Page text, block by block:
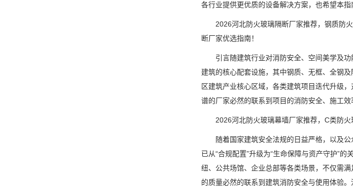
各行业提供更优质的设备解决方案，也希望本
2026河北防火玻璃隔断厂家推荐，钢质防火
断厂家优选指南！
引言随建筑行业对消防安全、空间美学及功
建筑的核心配套设施，其中钢质、无框、全钢
区建筑产业核心区域，各类建筑项目迭代升级
谱的厂家必然的联系到项目的消防安全、施工效
2026河北防火玻璃幕墙厂家推荐，C类防火
随着国家建筑安全法规的日益严格，以及公
已从“合规配置”升级为“生命保障与资产守护”
纽、公共场馆、企业总部等各类场景，不仅需
的质量必然的联系到建筑消防安全与使用体验。